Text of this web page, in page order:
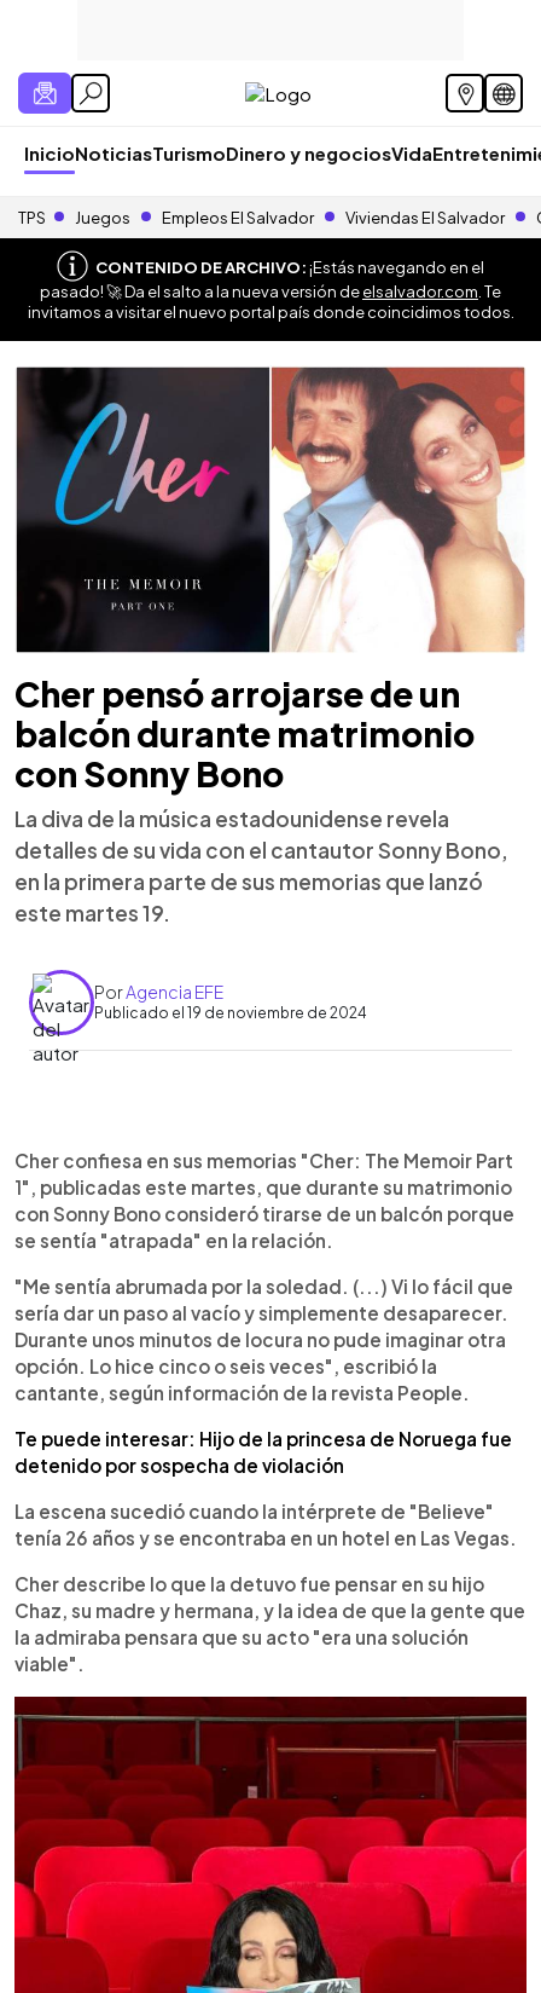
InicioNoticiasTurismoDinero y negociosVida
TPS Juegos Empleos El Salvador Viviendas El Salvador
CONTENIDO DE ARCHIVO:¡Estás navegando en el
pasado! 🚀 Da el salto a la nueva versión deelsalvador.com . Te
invitamos a visitar el nuevo portal país donde coincidimos todos.
Cher pensó arrojarse de un
balcón durante matrimonio
con Sonny Bono
La diva de la música estadounidense revela
detalles de su vida con el cantautor Sonny Bono,
en la primera parte de sus memorias que lanzó
este martes 19.
PorAgencia EFE
Publicado el 19 de noviembre de 2024
Escuchar artículo
Cher confiesa en sus memorias "Cher: The Memoir Part
1", publicadas este martes, que durante su matrimonio
con Sonny Bono consideró tirarse de un balcón porque
se sentía "atrapada" en la relación.
"Me sentía abrumada por la soledad. (...) Vi lo fácil que
sería dar un paso al vacío y simplemente desaparecer.
Durante unos minutos de locura no pude imaginar otra
opción. Lo hice cinco o seis veces", escribió la
cantante, según información de la revista People.
Te puede interesar: Hijo de la princesa de Noruega fue
detenido por sospecha de violación
La escena sucedió cuando la intérprete de "Believe"
tenía 26 años y se encontraba en un hotel en Las Vegas.
Cher describe lo que la detuvo fue pensar en su hijo
Chaz, su madre y hermana, y la idea de que la gente que
la admiraba pensara que su acto "era una solución
viable".